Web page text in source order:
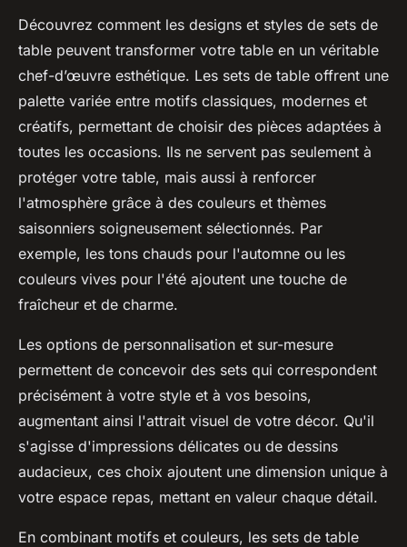
Découvrez comment les designs et styles de sets de
table peuvent transformer votre table en un véritable
chef-d’œuvre esthétique. Les sets de table offrent une
palette variée entre motifs classiques, modernes et
créatifs, permettant de choisir des pièces adaptées à
toutes les occasions. Ils ne servent pas seulement à
protéger votre table, mais aussi à renforcer
l'atmosphère grâce à des couleurs et thèmes
saisonniers soigneusement sélectionnés. Par
exemple, les tons chauds pour l'automne ou les
couleurs vives pour l'été ajoutent une touche de
fraîcheur et de charme.
Les options de personnalisation et sur-mesure
permettent de concevoir des sets qui correspondent
précisément à votre style et à vos besoins,
augmentant ainsi l'attrait visuel de votre décor. Qu'il
s'agisse d'impressions délicates ou de dessins
audacieux, ces choix ajoutent une dimension unique à
votre espace repas, mettant en valeur chaque détail.
En combinant motifs et couleurs, les sets de table